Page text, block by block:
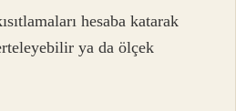
hesaba katarak
ya da ölçek